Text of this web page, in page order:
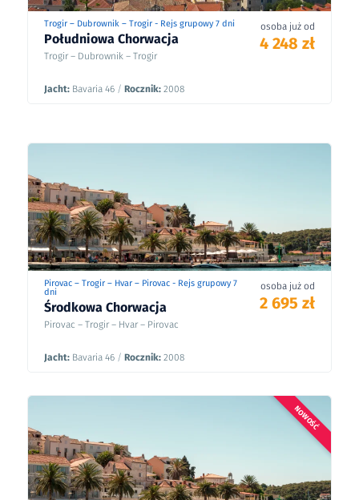
Trogir – Dubrownik – Trogir - Rejs grupowy 7 dni
Południowa Chorwacja
Trogir – Dubrownik – Trogir
Jacht: Bavaria 46 / Rocznik: 2008
osoba już od
4 248 zł
Pirovac – Trogir – Hvar – Pirovac - Rejs grupowy 7
dni
Środkowa Chorwacja
Pirovac – Trogir – Hvar – Pirovac
Jacht: Bavaria 46 / Rocznik: 2008
osoba już od
2 695 zł
NOWOŚĆ